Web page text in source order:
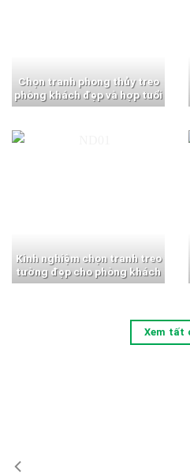
Chọn tranh phong thủy treo
phòng khách đẹp và hợp tuổi
Kinh nghiệm chọn tranh treo
tường đẹp cho phòng khách
Xem tất